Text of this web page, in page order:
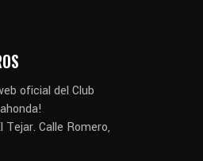
oficial del Club
Tejar. Calle Romero,